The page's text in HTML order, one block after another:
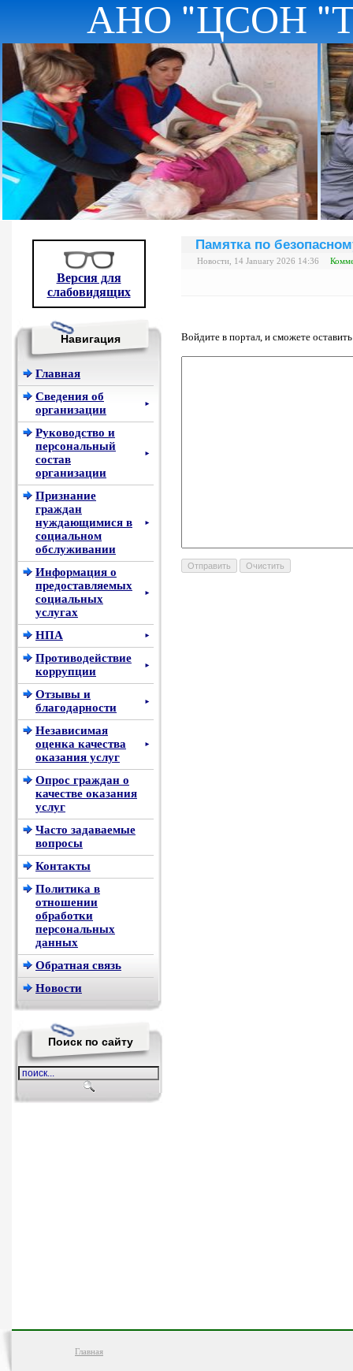
АНО "ЦСОН
Версия для
слабовидящих
Навигация
Главная
Сведения об
организации
►
Руководство и
персональный
состав
организации
►
Признание
граждан
нуждающимися в
социальном
обслуживании
►
Информация о
предоставляемых
социальных
услугах
►
НПА ►
Противодействие
коррупции
►
Отзывы и
благодарности
►
Независимая
оценка качества
оказания услуг
►
Опрос граждан о
качестве оказания
услуг
Часто задаваемые
вопросы
Контакты
Политика в
отношении
обработки
персональных
данных
Обратная связь
Новости
Поиск по сайту
Памятка по
Новости, 14 January 2026 14:36
Войдите в портал, и сможете
Главная